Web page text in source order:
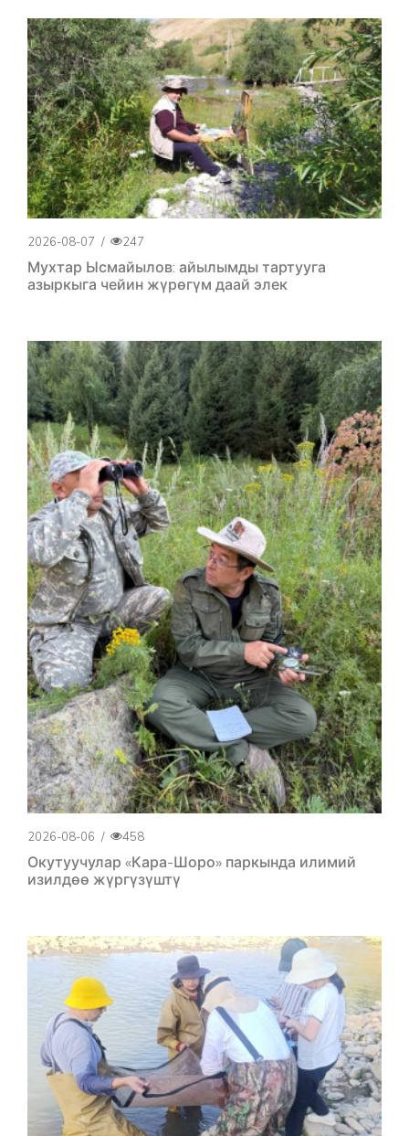
2026-08-07 / 247
Мухтар Ысмайылов: айылымды тартууга
азыркыга чейин жүрөгүм даай элек
2026-08-06 / 458
Окутуучулар «Кара-Шоро» паркында илимий
изилдөө жүргүзүштү